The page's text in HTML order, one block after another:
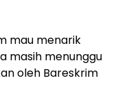
mau menarik
masih menunggu
oleh Bareskrim